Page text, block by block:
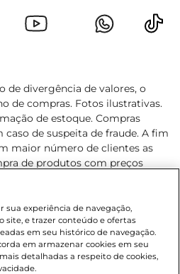
de divergência de valores, o
de compras. Fotos ilustrativas.
de estoque. Compras
caso de suspeita de fraude. A fim
maior número de clientes as
de produtos com preços
condições são exclusivos para
o dia de hoje, podendo
notificação. Proibida a venda
menores de 18 anos, conforme
II (Estatuto da Criança e do
exclusivos para o
sua experiência de navegação,
site, e trazer conteúdo e ofertas
em seu histórico de navegação.
em armazenar cookies em seu
detalhadas a respeito de cookies,